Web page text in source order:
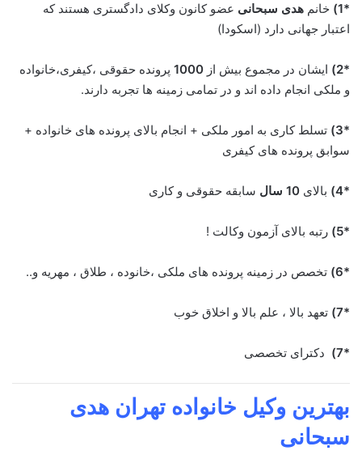
*1) خانم هدی سبحانی عضو کانون وکلای دادگستری هستند که
اعتبار جهانی دارد (اسکودا)
*2) ایشان در مجموع بیش از 1000 پرونده حقوقی ،کیفری،خانواده
و ملکی انجام داده اند و در تمامی زمینه ها تجربه دارند.
*3)
تسلط کاری به امور ملکی + انجام بالای پرونده های خانواده +
سوابق پرونده های کیفری
*4) بالای 10 سال سابقه حقوقی و کاری
*5) رتبه بالای آزمون وکالت !
*6) تخصص در زمینه پرونده های ملکی ،خانوده ، طلاق ، مهریه و..
*7) تعهد بالا ، علم بالا و اخلاق خوب
*7) دکترای تخصصی
بهترین وکیل خانواده تهران هدی
سبحانی